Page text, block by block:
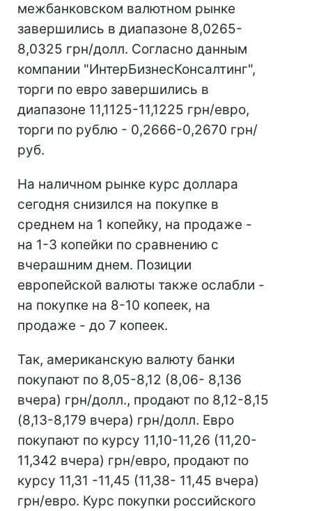
межбанковском валютном рынке
завершились в диапазоне 8,0265-
8,0325 грн/долл. Согласно данным
компании "ИнтерБизнесКонсалтинг",
торги по евро завершились в
диапазоне 11,1125-11,1225 грн/евро,
торги по рублю - 0,2666-0,2670 грн/
руб.
На наличном рынке курс доллара
сегодня снизился на покупке в
среднем на 1 копейку, на продаже -
на 1-3 копейки по сравнению с
вчерашним днем. Позиции
европейской валюты также ослабли -
на покупке на 8-10 копеек, на
продаже - до 7 копеек.
Так, американскую валюту банки
покупают по 8,05-8,12 (8,06- 8,136
вчера) грн/долл., продают по 8,12-8,15
(8,13-8,179 вчера) грн/долл. Евро
покупают по курсу 11,10-11,26 (11,20-
11,342 вчера) грн/евро, продают по
курсу 11,31 -11,45 (11,38- 11,45 вчера)
грн/евро. Курс покупки российского